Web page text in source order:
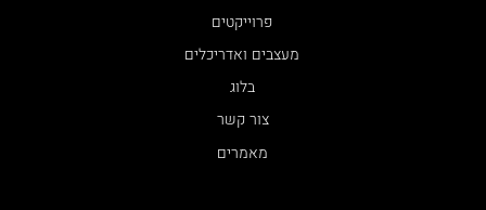
פרוייקטים
מעצבים ואדריכלים
בלוג
צור קשר
מאמרים